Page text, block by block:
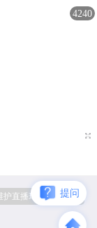
4240

护直播环境 提问